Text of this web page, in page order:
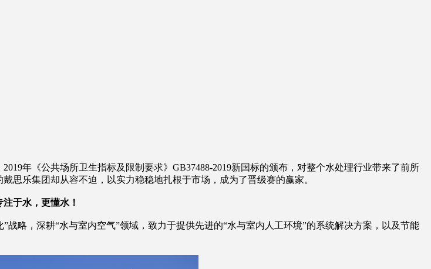
年《公共场所卫生指标及限制要求》GB37488-2019新国标的颁布，对整个水处理行业带来了前所
思乐集团却从容不迫，以实力稳稳地扎根于市场，成为了晋级赛的赢家。
注于水，更懂水！
略，深耕“水与室内空气”领域，致力于提供先进的“水与室内人工环境”的系统解决方案，以及节能